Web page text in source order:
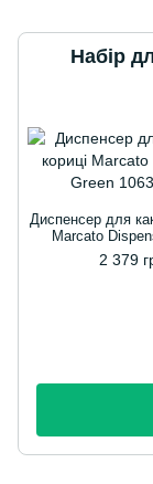
Набір
Диспенсер для
Marcato
2 379